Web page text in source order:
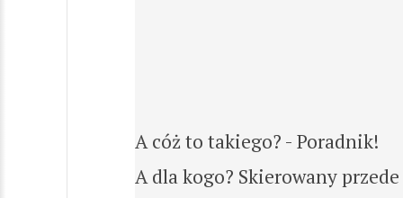
A cóż to takiego? - Poradnik!
A dla kogo? Skierowany